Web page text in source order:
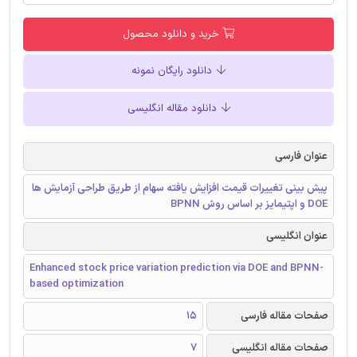
خرید و دانلود محصول
دانلود رایگان نمونه
دانلود مقاله انگلیسی
عنوان فارسی
پیش ‌بینی تغییرات قیمت افزایش‌ یافته سهام از طریق طراحی آزمایش ها
DOE و اپتیمایز بر اساس روش BPNN
عنوان انگلیسی
Enhanced stock price variation prediction via DOE and BPNN-
based optimization
صفحات مقاله فارسی
15
صفحات مقاله انگلیسی
7